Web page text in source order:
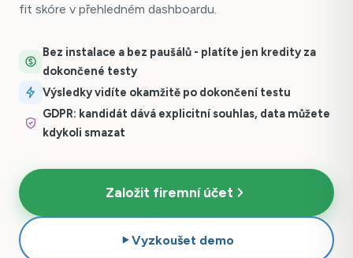
fit skóre v přehledném dashboardu.
Bez instalace a bez paušálů - platíte jen kredity za
dokončené testy
Výsledky vidíte okamžitě po dokončení testu
GDPR: kandidát dává explicitní souhlas, data můžete
kdykoli smazat
Založit firemní účet
Vyzkoušet demo